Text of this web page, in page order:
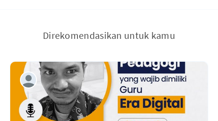
Direkomendasikan untuk kamu